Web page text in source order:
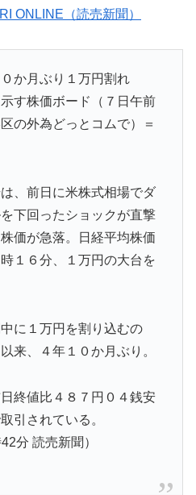
ONLINE（読売新聞）
か月ぶり１万円割れ
す株価ボード（７日午前
の外為どっとコムで）＝
、前日に米株式相場でダ
下回ったショックが直撃
価が急落。日経平均株価
１６分、１万円の大台を
に１万円を割り込むの
来、４年１０か月ぶり。
終値比４８７円０４銭安
引されている。
分 読売新聞）